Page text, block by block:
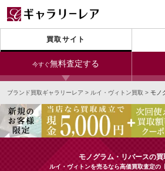
買取サイト
今すぐ無料査定する
今すぐLINE
24時間受付（対応時間
宅配買取を申
無料の宅配キットをお
銀座本店 青山表参道店
小田急新宿店
心斎橋本店 東心斎橋店
ブランド買取ギャラリーレア > ルイ・ヴィトン買取 > モノ
モノグラム・リバースの買
ルイ・ヴィトンを売るなら高価買取査定の